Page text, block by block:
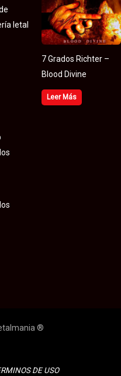
letal
7 Grados Richter –
Blood Divine
Leer Más
®
DE USO